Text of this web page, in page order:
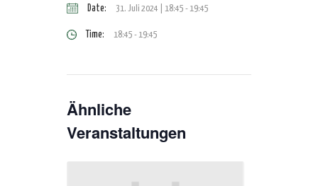
Date: 31. Juli 2024 | 18:45 -19:45
Time: 18:45 - 19:45
Ähnliche
Veranstaltungen